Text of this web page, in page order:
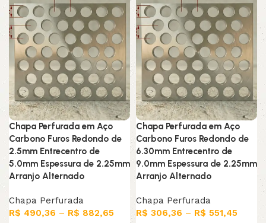
Chapa Perfurada em Aço
Carbono Furos Redondo de
2.5mm Entrecentro de
5.0mm Espessura de 2.25mm
Arranjo Alternado
Chapa Perfurada
R$ 490,36 – R$ 882,65
Chapa Perfurada em Aço
Carbono Furos Redondo de
6.30mm Entrecentro de
9.0mm Espessura de 2.25mm
Arranjo Alternado
Chapa Perfurada
R$ 306,36 – R$ 551,45